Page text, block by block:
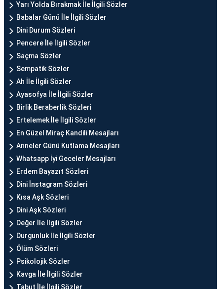
Yarı Yolda Bırakmak İle İlgili Sözler
Babalar Günü İle İlgili Sözler
Dini Durum Sözleri
Pencere İle İlgili Sözler
Saçma Sözler
Sempatik Sözler
Ah İle İlgili Sözler
Ayasofya İle İlgili Sözler
Birlik Beraberlik Sözleri
Ertelemek İle İlgili Sözler
En Güzel Miraç Kandili Mesajları
Anneler Günü Kutlama Mesajları
Whatsapp İyi Geceler Mesajları
Erdem Bayazıt Sözleri
Dini İnstagram Sözleri
Kısa Aşk Sözleri
Dini Aşk Sözleri
Değer İle İlgili Sözler
Durgunluk İle İlgili Sözler
Ölüm Sözleri
Psikolojik Sözler
Kavga İle İlgili Sözler
Tabut İle İlgili Sözler